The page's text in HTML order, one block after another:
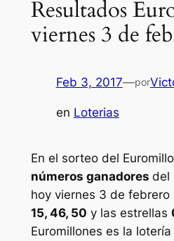
Resultados
viernes 3 de
Feb 3, 2017—por
en Loterias
En el sorteo del
números ganadores del
hoy viernes 3 de febrero
15, 46, 50 y las estrellas
Euromillones es la lotería